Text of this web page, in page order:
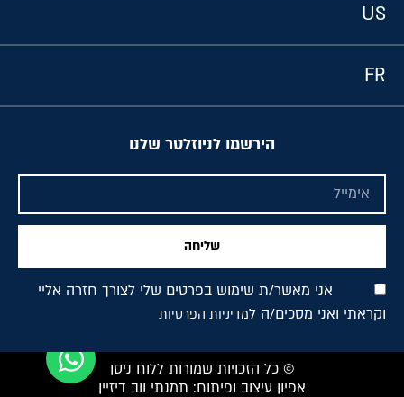
US
FR
הירשמו לניוזלטר שלנו
אני מאשר/ת שימוש בפרטים שלי לצורך חזרה אליי
וקראתי ואני מסכים/ה למדיניות הפרטיות
שליחה
© כל הזכויות שמורות ללוח ניסן
אפיון עיצוב ופיתוח: תמנתי ווב דיזיין